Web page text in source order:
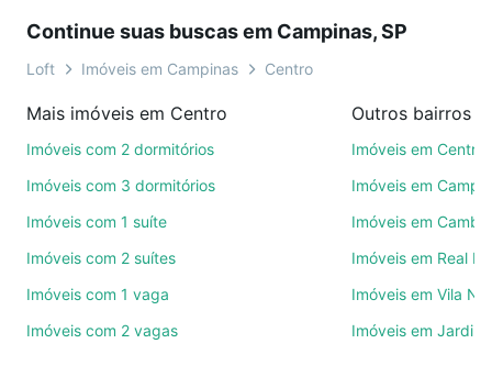
videochamada, é grátis, sem compromisso e você
ainda conta com mais de 46 mil corretores e
de imóveis.
ruas, bairros e até condomínios favoritos. Você
também pode usar os filtros como quantidade de
quartos, suítes, com ou sem vaga de garagem para
comodidades, como piscina, academia, salão de
Continue suas buscas em Campinas, SP
Loft Imóveis em Campinas Centro
Mais imóveis em Centro
Imóveis com 2 dormitórios
Imóveis com 3 dormitórios
Imóveis com 1 suíte
Imóveis com 2 suítes
Imóveis com 1 vaga
Imóveis com 2 vagas
Outros bairros
Imóveis em Centro
Imóveis em
Imóveis em Cambuí
Imóveis em Real
Imóveis em Vila
Imóveis em Jardim